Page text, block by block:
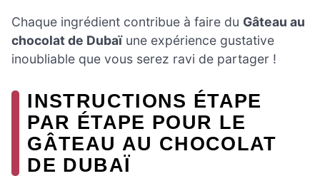
Chaque ingrédient contribue à faire du Gâteau au
chocolat de Dubaïune expérience gustative
inoubliable que vous serez ravi de partager !
INSTRUCTIONS ÉTAPE
PAR ÉTAPE POUR LE
GÂTEAU AU CHOCOLAT
DE DUBAÏ